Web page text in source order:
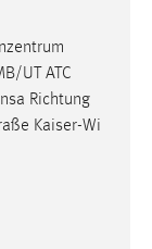
UT ATC
Richtung
Kaiser-Wi